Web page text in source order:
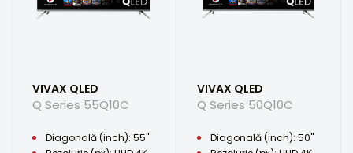
VIVAX QLED
Q Series 55Q10C
Diagonală (inch): 55"
VIVAX QLED
Q Series 50Q10C
Diagonală (inch): 50"